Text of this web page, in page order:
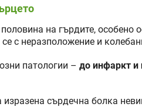
на гърдите, особено
с неразположение и
патологии – до инфаркт и
изразена сърдечна болка